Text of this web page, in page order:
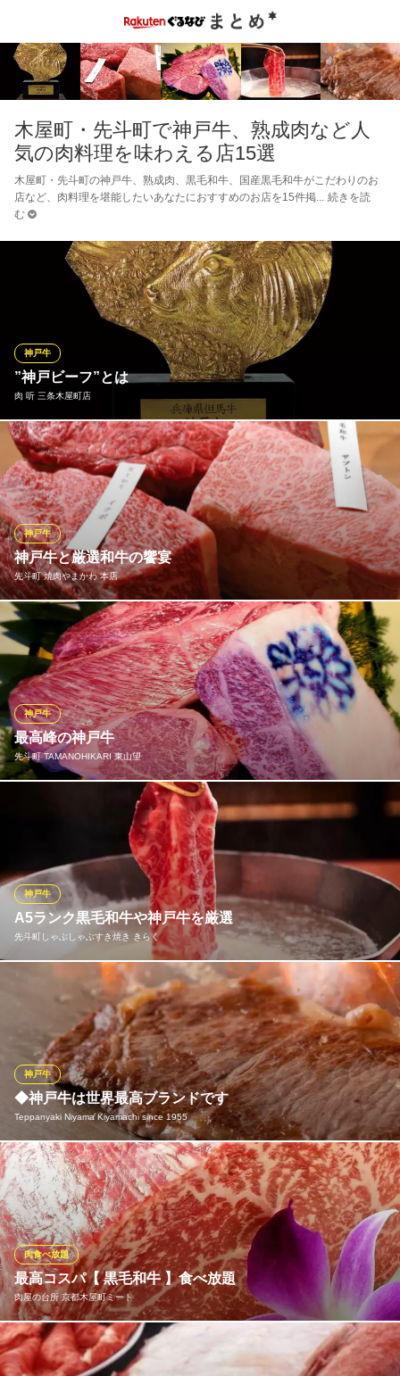
木屋町・先斗町で神戸牛、熟成肉など人
気の肉料理を味わえる店15選
木屋町・先斗町の神戸牛、熟成肉、黒毛和牛、国産黒毛和牛がこだわりのお
店など、肉料理を堪能したいあなたにおすすめのお店を15件掲
続きを読
む
”神戸ビーフ”とは
肉 听 三条木屋町店
神戸牛
「神戸肉・神戸ビーフ」は、兵庫県産和牛の但馬牛を「神戸肉流
通推進協議会」の登録会員（生産者）が肥育して、本県内の食肉
センターに出荷した未経産牛・去勢牛のうち、枝肉格付け等で厳
しく審査されています。 出荷数は1年間で約3000頭、日本の牛肉
の消費流通量のわずか0.16%程度しかない最も希少性の高い和牛
種です。
肉 听 三条木屋町店
京都焼肉接待
地下鉄東西線京都市役所前駅 徒歩2分
京都府京都市中京区恵比須町424-1 ABSビル1F
神戸牛と厳選和牛の饗宴
先斗町 焼肉やまかわ 本店
神戸牛
世界的知名度を誇る「神戸牛」を取り扱っております。きめ細や
かなサシが入った美しい赤身は、口の中でとろける食感です。店
主がこだわり抜いた黒毛和牛と共に、素材本来の「ほんまもんの
味」を心ゆくまでご堪能ください。
先斗町 焼肉やまかわ 本店
京都三条×焼肉×神戸牛
京阪本線三条駅 徒歩4分
京都府京都市中京区若松町137-7
最高峰の神戸牛
先斗町 TAMANOHIKARI 東山望
神戸牛
お気軽に神戸牛を堪能できます。
先斗町 TAMANOHIKARI 東山望
京都先斗町☆納涼床
阪急京都線京都河原町駅 徒歩2分
京都府京都市中京区先斗町通四条上ル鍋屋町228
A5ランク黒毛和牛や神戸牛を厳選
先斗町しゃぶしゃぶすき焼き きらく
神戸牛
その日一番状態の良いA5ランク黒毛和牛や神戸牛をシェフが厳
選。 融点が低く、口の中でとろけるような脂の甘みと赤身の旨味
が特徴です。 提供直前にスライスすることで、鮮度と風味を極限
まで保ったままご提供いたします。
先斗町しゃぶしゃぶすき焼き きらく
しゃぶしゃぶ・すき焼き
阪急京都線京都河原町駅 徒歩1分
京都府京都市中京区柏屋町169-2
◆神戸牛は世界最高ブランドです
Teppanyaki Niyama Kiyamachi since 1955
神戸牛
当店では神戸牛を最高ブランドと考え提供しております。その最
高峰の味を是非ご賞味いただきたい☆彡
Teppanyaki Niyama Kiyamachi since 1955
鉄板焼店
阪急京都線京都河原町駅 徒歩1分
京都府京都市中京区四条上ル鍋屋町221 木屋町50ビル2F
最高コスパ【 黒毛和牛 】食べ放題
肉屋の台所 京都木屋町ミート
肉食べ放題
高級焼肉店では1万円する部位を2時間8500円で食べ放題でご提供
できる神戸牛コース。もちろん飲み放題付き！その他、ご予算に